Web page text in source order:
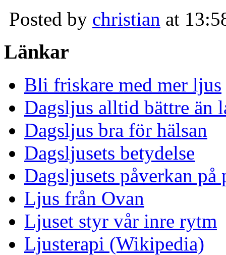
Posted by christian at
Länkar
Bli friskare med mer ljus
Dagsljus alltid bättre än
Dagsljus bra för hälsan
Dagsljusets betydelse
Dagsljusets påverkan på
Ljus från Ovan
Ljuset styr vår inre rytm
Ljusterapi (Wikipedia)